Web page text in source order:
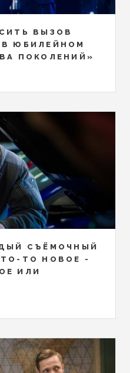
ВЫЗОВ
ЮБИЛЕЙНОМ
ПОКОЛЕНИЙ»
СЪЁМОЧНЫЙ
ТО НОВОЕ -
ИЛИ